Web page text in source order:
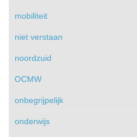
mobiliteit
niet verstaan
noordzuid
OCMW
onbegrijpelijk
onderwijs